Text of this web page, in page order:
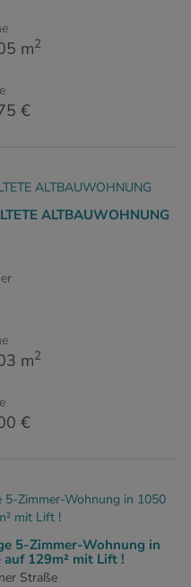
m2
€
ALTBAUWOHNUNG
m2
€
5-Zimmer-Wohnung in
129m² mit Lift !
Straße